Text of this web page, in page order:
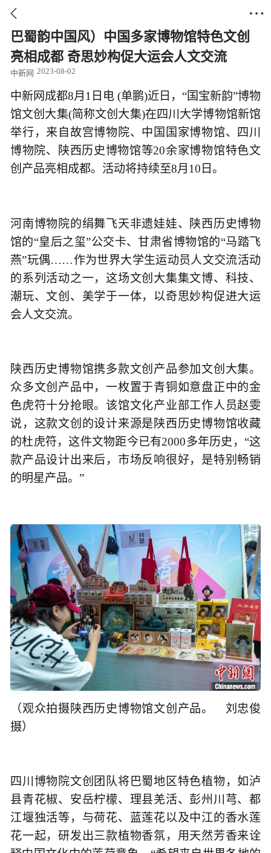
 
巴蜀韵中国风）中国多家博物馆特色文创
亮相成都 奇思妙构促大运会人文交流
中新网 2023-08-02
中新网成都8月1日电 (单鹏)近日，“国宝新韵”博物
馆文创大集(简称文创大集)在四川大学博物馆新馆
举行，来自故宫博物院、中国国家博物馆、四川
博物院、陕西历史博物馆等20余家博物馆特色文
创产品亮相成都。活动将持续至8月10日。
河南博物院的绢舞飞天非遗娃娃、陕西历史博物
馆的“皇后之玺”公交卡、甘肃省博物馆的“马踏飞
燕”玩偶……作为世界大学生运动员人文交流活动
的系列活动之一，这场文创大集集文博、科技、
潮玩、文创、美学于一体，以奇思妙构促进大运
会人文交流。
陕西历史博物馆携多款文创产品参加文创大集。
众多文创产品中，一枚置于青铜如意盘正中的金
色虎符十分抢眼。该馆文化产业部工作人员赵雯
说，这款文创的设计来源是陕西历史博物馆收藏
的杜虎符，这件文物距今已有2000多年历史，“这
款产品设计出来后，市场反响很好，是特别畅销
的明星产品。”
（观众拍摄陕西历史博物馆文创产品。 刘忠俊
摄）
四川博物院文创团队将巴蜀地区特色植物，如泸
县青花椒、安岳柠檬、理县羌活、彭州川芎、都
江堰独活等，与荷花、蓝莲花以及中江的香水莲
花一起，研发出三款植物香氛，用天然芳香来诠